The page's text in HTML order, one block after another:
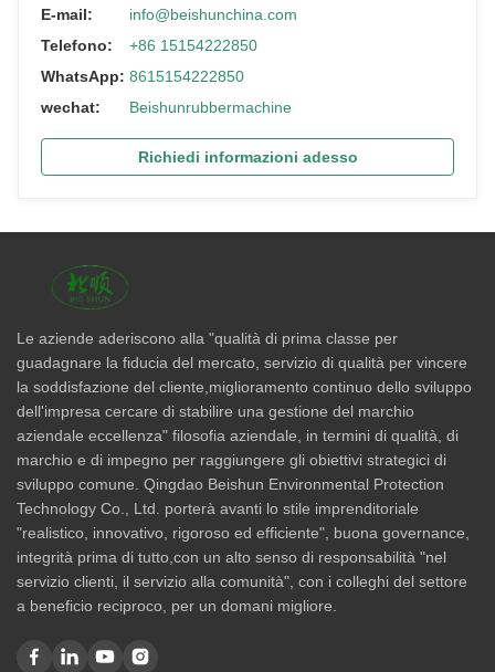
E-mail:
info@beishunchina.com
Telefono:
+86 15154222850
WhatsApp: 8615154222850
wechat:
Beishunrubbermachine
Richiedi informazioni adesso
Le aziende aderiscono alla "qualità di prima classe per
guadagnare la fiducia del mercato, servizio di qualità per vincere
la soddisfazione del cliente,miglioramento continuo dello sviluppo
dell'impresa cercare di stabilire una gestione del marchio
aziendale eccellenza" filosofia aziendale, in termini di qualità, di
marchio e di impegno per raggiungere gli obiettivi strategici di
sviluppo comune. Qingdao Beishun Environmental Protection
Technology Co., Ltd. porterà avanti lo stile imprenditoriale
"realistico, innovativo, rigoroso ed efficiente", buona governance,
integrità prima di tutto,con un alto senso di responsabilità "nel
servizio clienti, il servizio alla comunità", con i colleghi del settore
a beneficio reciproco, per un domani migliore.